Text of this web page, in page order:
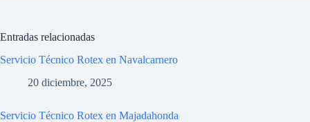
Entradas relacionadas
Servicio Técnico Rotex en Navalcarnero
20 diciembre, 2025
Servicio Técnico Rotex en Majadahonda